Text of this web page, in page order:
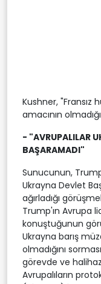
Kushner,
amacının
- "AVRUPALILAR
BAŞARAMADI"
Sunucunun,
Ukrayna Devlet
ağırladığı
Trump'ın Avrupa
konuştuğunun
Ukrayna barış
olmadığını
görevde ve
Avrupalıların